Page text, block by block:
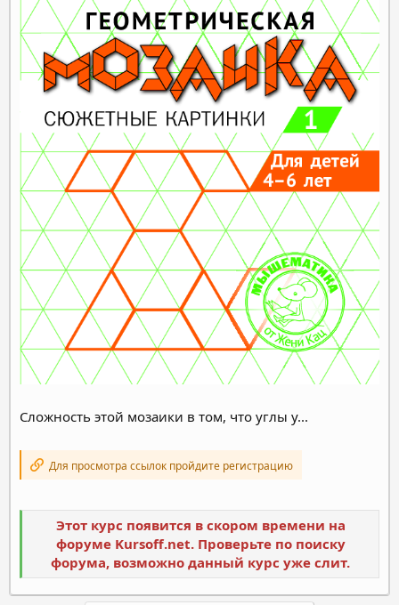
Сложность этой мозаики в том, что углы у...
Для просмотра ссылок пройдите регистрацию
Этот курс появится в скором времени на
форуме Kursoff.net. Проверьте по поиску
форума, возможно данный курс уже слит.